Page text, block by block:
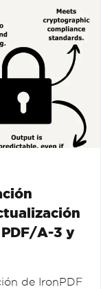
A-3 y
de IronPDF